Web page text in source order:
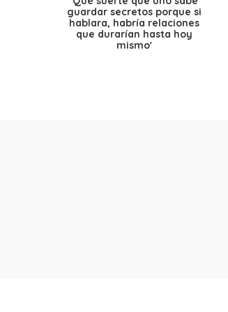
guardar secretos porque si
hablara, habría relaciones
que durarían hasta hoy
mismo'